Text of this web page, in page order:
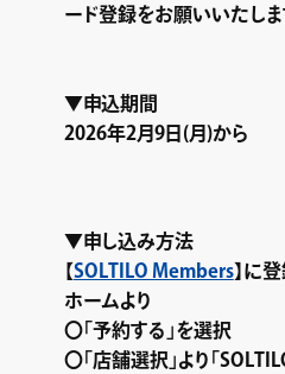
ード登録をお願いいたしま
▼申込期間
2026年2月9日(月)から
▼申し込み方法
【SOLTILO Members】に
ホームより
〇「予約する」を選択
〇「店舗選択」より「